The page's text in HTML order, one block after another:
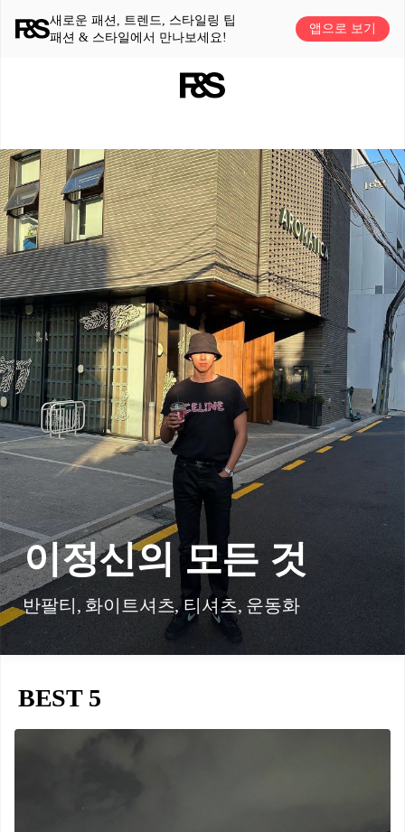
새로운 패션, 트렌드, 스타일링 팁
패션 & 스타일에서 만나보세요!
앱으로 보기
이정신의 모든 것
반팔티, 화이트셔츠, 티셔츠, 운동화
BEST 5